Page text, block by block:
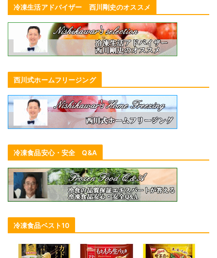
冷凍生活アドバイザー 西川剛史のオススメ
西川式ホームフリージング
冷凍食品安心・安全 Q&A
冷凍食品ベスト10